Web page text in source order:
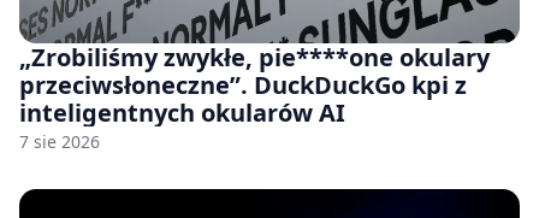
„Zrobiliśmy zwykłe, pie****one okulary
przeciwsłoneczne”. DuckDuckGo kpi z
inteligentnych okularów AI
7 sie 2026